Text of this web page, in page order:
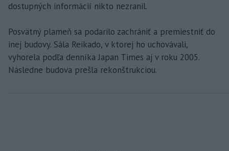
dostupných informácií nikto nezranil.
Posvätný plameň sa podarilo zachrániť a premiestniť do
inej budovy. Sála Reikado, v ktorej ho uchovávali,
vyhorela podľa denníka Japan Times aj v roku 2005.
Následne budova prešla rekonštrukciou.